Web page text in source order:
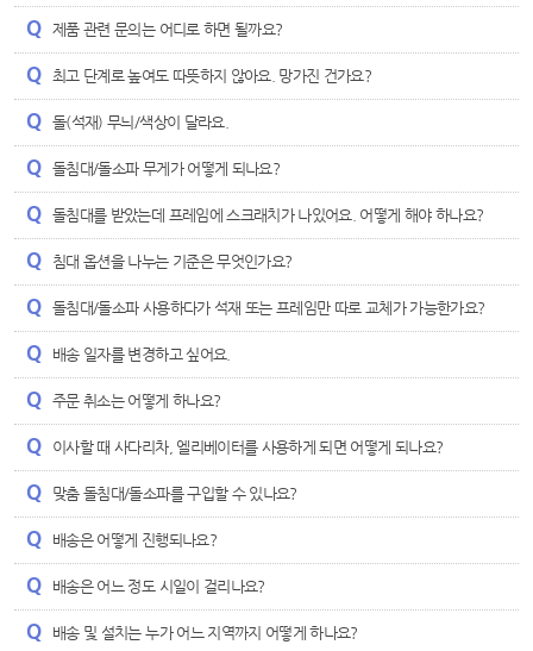
제품 관련 문의는 어디로 하면 될까요?
최고 단계로 높여도 따뜻하지 않아요. 망가진 건가요?
돌(석재) 무늬/색상이 달라요.
돌침대/돌소파 무게가 어떻게 되나요?
돌침대를 받았는데 프레임에 스크래치가 나있어요. 어떻게 해야 하나요?
침대 옵션을 나누는 기준은 무엇인가요?
돌침대/돌소파 사용하다가 석재 또는 프레임만 따로 교체가 가능한가요?
배송 일자를 변경하고 싶어요.
주문 취소는 어떻게 하나요?
이사할 때 사다리차, 엘리베이터를 사용하게 되면 어떻게 되나요?
맞춤 돌침대/돌소파를 구입할 수 있나요?
배송은 어떻게 진행되나요?
배송은 어느 정도 시일이 걸리나요?
배송 및 설치는 누가 어느 지역까지 어떻게 하나요?